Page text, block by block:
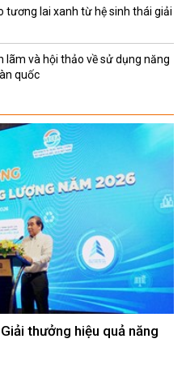
tương lai xanh từ hệ sinh thái giải
lãm và hội thảo về sử dụng năng
quốc
thưởng hiệu quả năng